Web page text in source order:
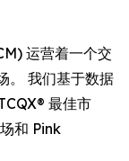
运营着一个交
。 我们基于数据
最佳市
和 Pink